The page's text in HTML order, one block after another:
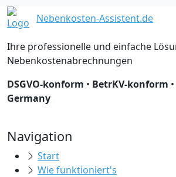
Nebenkosten-Assistent.de
Ihre professionelle und einfache
Nebenkostenabrechnungen
DSGVO-konform • BetrKV-konform •
Germany
Navigation
Start
Wie funktioniert's